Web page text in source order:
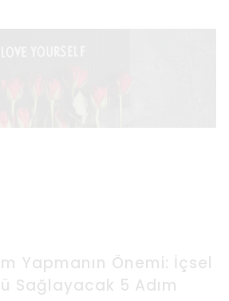
Yapmanın Önemi: İçsel
Sağlayacak 5 Adım